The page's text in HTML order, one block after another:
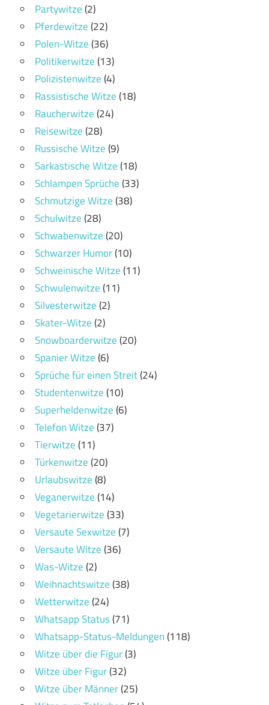
Partywitze(2)
Pferdewitze(22)
Polen-Witze(36)
Politikerwitze(13)
Polizistenwitze(4)
Rassistische Witze(18)
Raucherwitze(24)
Reisewitze(28)
Russische Witze(9)
Sarkastische Witze(18)
Schlampen Sprüche(33)
Schmutzige Witze(38)
Schulwitze(28)
Schwabenwitze(20)
Schwarzer Humor(10)
Schweinische Witze(11)
Schwulenwitze(11)
Silvesterwitze(2)
Skater-Witze(2)
Snowboarderwitze(20)
Spanier Witze(6)
Sprüche für einen Streit(24)
Studentenwitze(10)
Superheldenwitze(6)
Telefon Witze(37)
Tierwitze(11)
Türkenwitze(20)
Urlaubswitze(8)
Veganerwitze(14)
Vegetarierwitze(33)
Versaute Sexwitze(7)
Versaute Witze(36)
Was-Witze(2)
Weihnachtswitze(38)
Wetterwitze(24)
Whatsapp Status(71)
Whatsapp-Status-Meldungen(118)
Witze über die Figur(3)
Witze über Figur(32)
Witze über Männer(25)